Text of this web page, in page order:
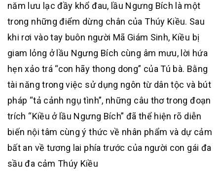
năm lưu lạc đầy khổ đau, lầu Ngưng Bích là một
trong những điểm dừng chân của Thúy Kiều. Sau
khi rơi vào tay buôn người Mã Giám Sinh, Kiều bị
giam lỏng ở lầu Ngưng Bích cùng âm mưu, lời hứa
hẹn xảo trá “con hãy thong dong” của Tú bà. Bằng
tài năng trong việc sử dụng ngôn từ dân tộc và bút
pháp “tả cảnh ngụ tình”, những câu thơ trong đoạn
trích “Kiều ở lầu Ngưng Bích” đã thể hiện rõ diễn
biến nội tâm cùng ý thức về nhân phẩm và dự cảm
bất an về tương lai phía trước của người con gái đa
sầu đa cảm Thúy Kiều